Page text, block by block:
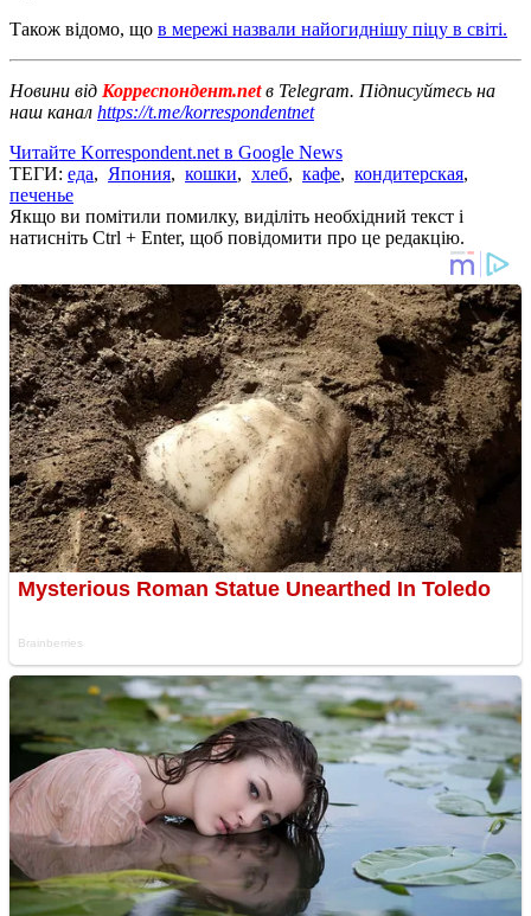
Також відомо, що в мережі назвали найогиднішу піцу в світі.
Новини від Корреспондент.netв Telegram. Підписуйтесь на
наш канал https://t.me/korrespondentnet
Читайте Korrespondent.net в Google News
ТЕГИ: еда, Япония, кошки, хлеб, кафе, кондитерская,
печенье
Якщо ви помітили помилку, виділіть необхідний текст і
натисніть Ctrl + Enter, щоб повідомити про це редакцію.